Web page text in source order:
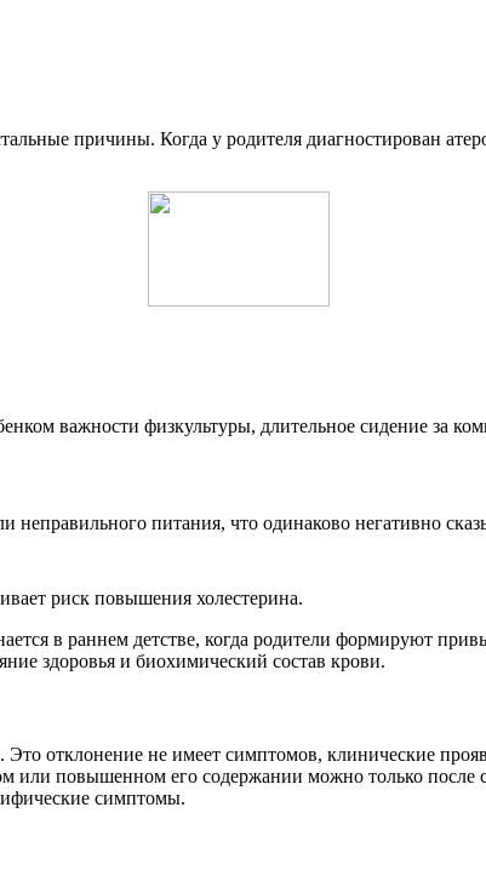
причины. Когда у родителя диагностирован
важности физкультуры, длительное сидение за
питания, что одинаково негативно
риск повышения холестерина.
в раннем детстве, когда родители формируют
здоровья и биохимический состав крови.
отклонение не имеет симптомов, клинические
или повышенном его содержании можно только после
симптомы.